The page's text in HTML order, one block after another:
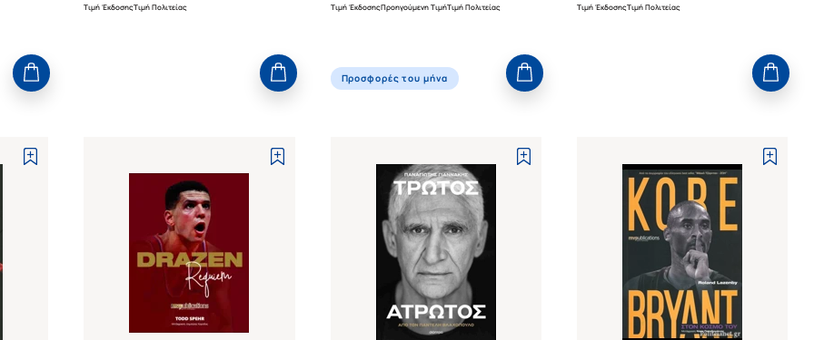
Τιμή ΈκδοσηςΤιμή Πολιτείας Τιμή ΈκδοσηςΠροηγούμενη ΤιμήΤιμή Πολιτείας
Προσφορές του μήνα
Τιμή ΈκδοσηςΤιμή Πολιτείας